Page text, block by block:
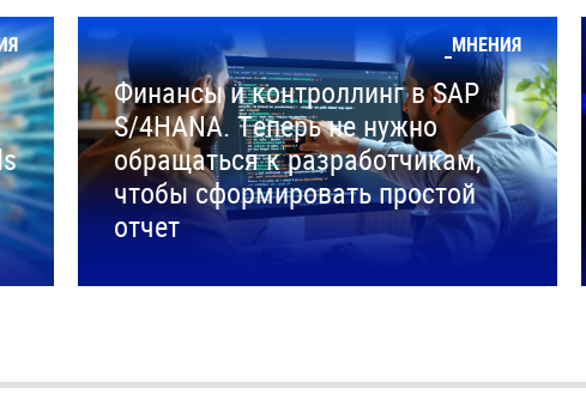
МНЕНИЯ
Финансы и контроллинг в SAP
S/4HANA. Теперь не нужно
обращаться к разработчикам,
чтобы сформировать простой
отчет